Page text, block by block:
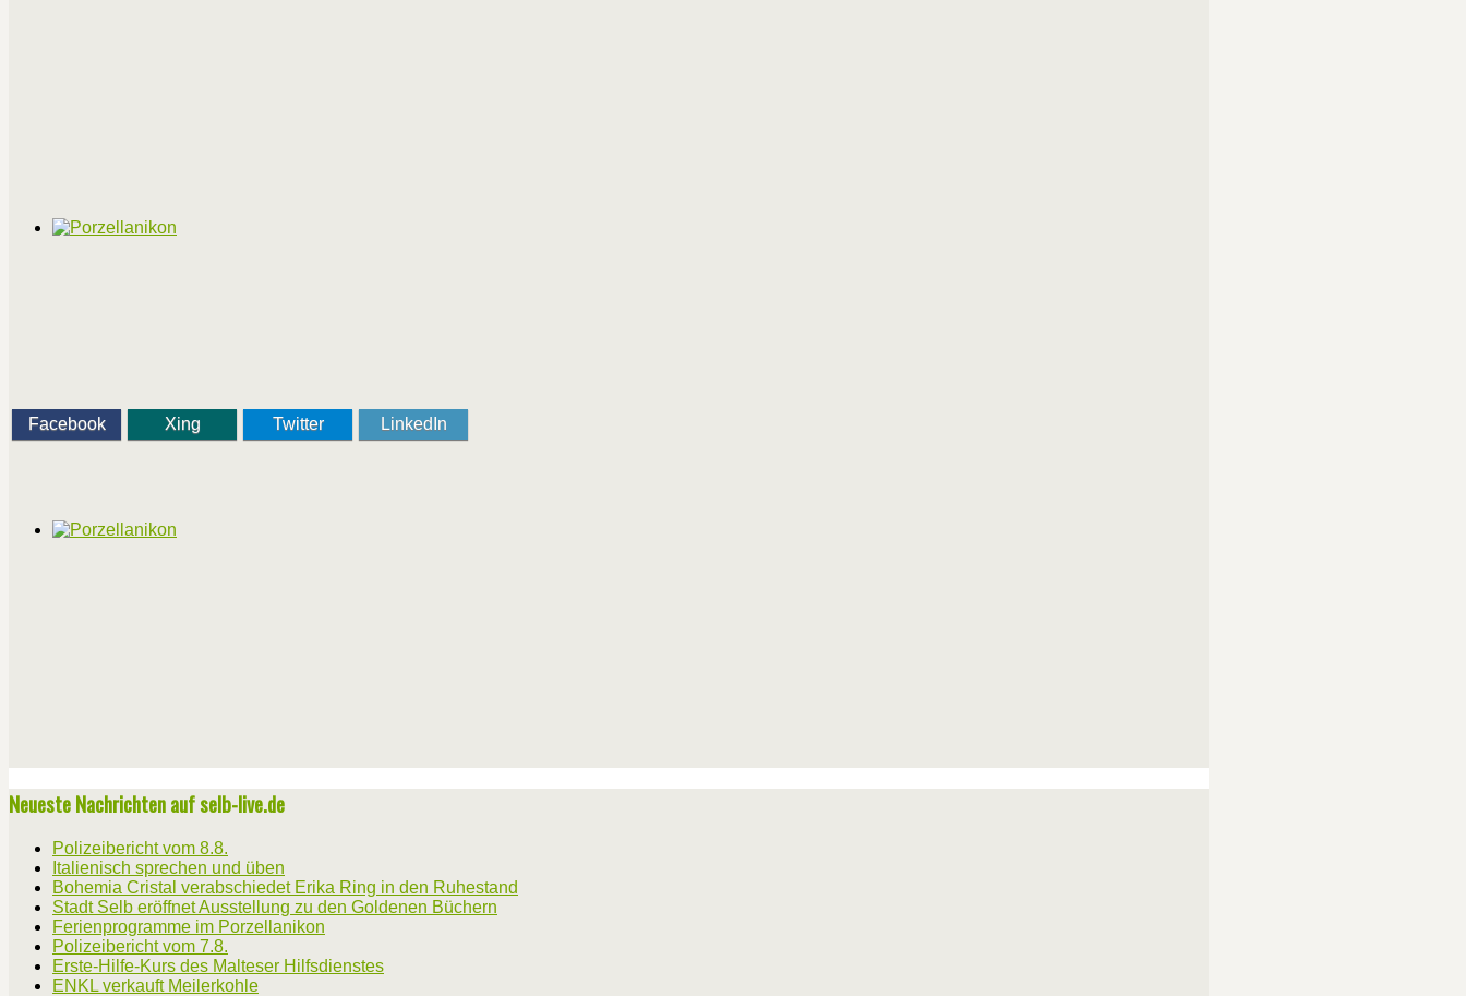
Facebook Xing Twitter LinkedIn
Neueste Nachrichten auf selb-live.de
Polizeibericht vom 8.8.
Italienisch sprechen und üben
Bohemia Cristal verabschiedet Erika Ring in den Ruhestand
Stadt Selb eröffnet Ausstellung zu den Goldenen Büchern
Ferienprogramme im Porzellanikon
Polizeibericht vom 7.8.
Erste-Hilfe-Kurs des Malteser Hilfsdienstes
ENKL verkauft Meilerkohle